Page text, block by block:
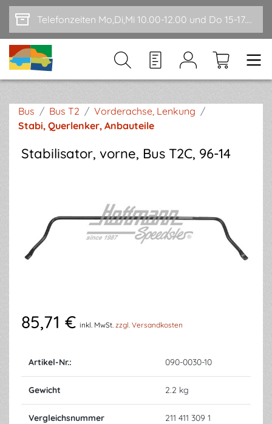
Zum Hauptinhalt springen Telefonzeiten Mo,Di,Mi 10.00-12.00 und Do 15-17.00
Bus / Bus T2 / Vorderachse, Lenkung /
Stabi, Querlenker, Anbauteile
Stabilisator, vorne, Bus T2C, 96-14
85,71 € inkl. MwSt. zzgl. Versandkosten
Artikel-Nr.: 090-0030-10
Gewicht 2.2 kg
Vergleichsnummer 211 411 309 1